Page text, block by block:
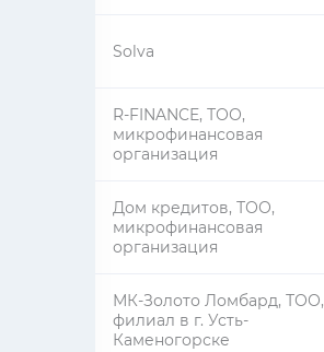
Solva
R-FINANCE, ТОО,
микрофинансовая
организация
Дом кредитов, ТОО,
микрофинансовая
организация
МК-Золото Ломбард, ТОО,
филиал в г. Усть-
Каменогорске